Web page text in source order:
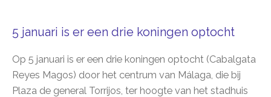
5 januari is er een drie koningen optocht
Op 5 januari is er een drie koningen optocht (Cabalgata
Reyes Magos) door het centrum van Málaga, die bij
Plaza de general Torrijos, ter hoogte van het stadhuis